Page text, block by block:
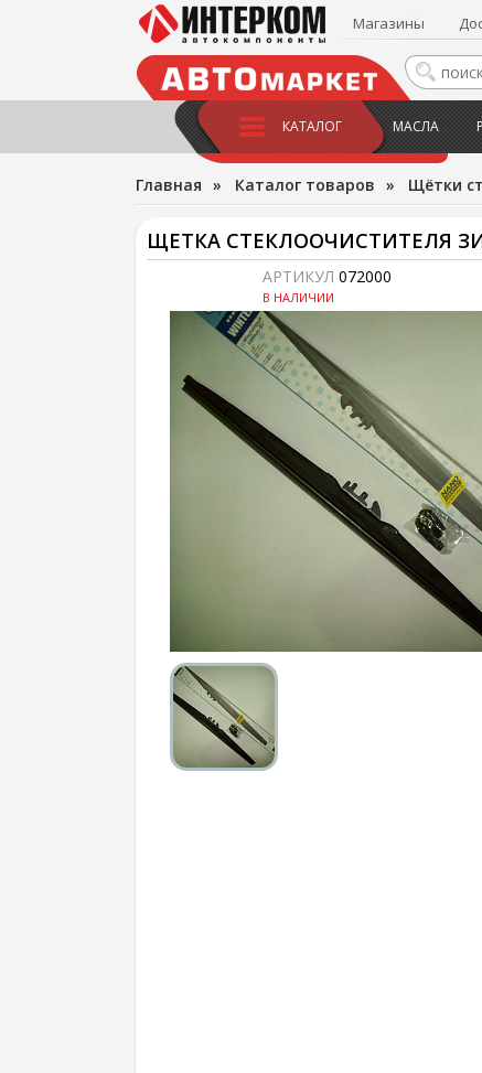
Магазины
КАТАЛОГ МАСЛА
Главная » Каталог товаров » Щётки
ЩЕТКА СТЕКЛООЧИСТИТЕЛЯ
АРТИКУЛ 072000
В НАЛИЧИИ